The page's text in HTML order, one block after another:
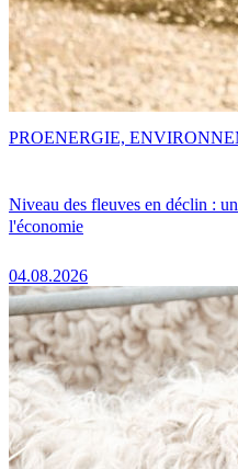
Niveau des fleuves en déclin :
l'économie
04.08.2026
PROENERGIE,